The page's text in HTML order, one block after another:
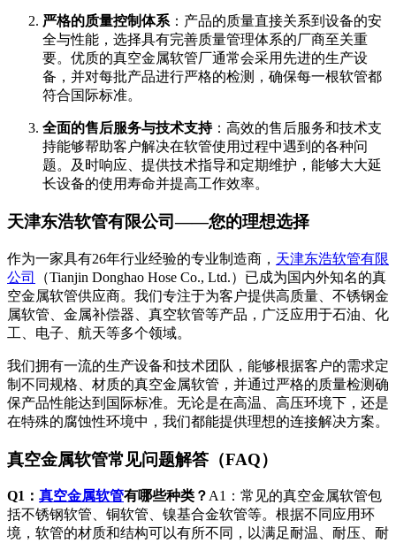
严格的质量控制体系：产品的质量直接关系到设备的安
全与性能，选择具有完善质量管理体系的厂商至关重
要。优质的真空金属软管厂通常会采用先进的生产设
备，并对每批产品进行严格的检测，确保每一根软管都
符合国际标准。
全面的售后服务与技术支持：高效的售后服务和技术支
持能够帮助客户解决在软管使用过程中遇到的各种问
题。及时响应、提供技术指导和定期维护，能够大大延
长设备的使用寿命并提高工作效率。
天津东浩软管有限公司——您的理想选择
作为一家具有26年行业经验的专业制造商， 天津东浩软管有限
公司
（Tianjin Donghao Hose Co., Ltd.）已成为国内外知名的真
空金属软管供应商。我们专注于为客户提供高质量、不锈钢金
属软管、金属补偿器、真空软管等产品，广泛应用于石油、化
工、电子、航天等多个领域。
我们拥有一流的生产设备和技术团队，能够根据客户的需求定
制不同规格、材质的真空金属软管，并通过严格的质量检测确
保产品性能达到国际标准。无论是在高温、高压环境下，还是
在特殊的腐蚀性环境中，我们都能提供理想的连接解决方案。
真空金属软管常见问题解答（FAQ）
Q1： 真空金属软管有哪些种类？ A1：常见的真空金属软管包
括不锈钢软管、铜软管、镍基合金软管等。根据不同应用环
境，软管的材质和结构可以有所不同，以满足耐温、耐压、耐